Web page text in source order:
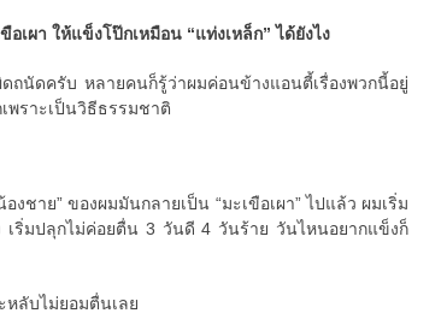
อเผา ให้แข็งโป๊กเหมือน “แท่งเหล็ก” ได้ยังไง
นัดครับ หลายคนก็รู้ว่าผมค่อนข้างแอนตี้เรื่องพวกนี้อยู่
พราะเป็นวิธีธรรมชาติ
ชาย” ของผมมันกลายเป็น “มะเขือเผา” ไปแล้ว ผมเริ่ม
เริ่มปลุกไม่ค่อยตื่น 3 วันดี 4 วันร้าย วันไหนอยากแข็งก็
หลับไม่ยอมตื่นเลย